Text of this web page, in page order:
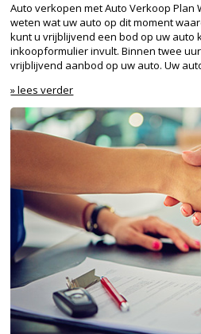
Auto verkopen met Auto Verkoop
weten wat uw auto op dit moment
kunt u vrijblijvend een bod op uw auto
inkoopformulier invult. Binnen twee
vrijblijvend aanbod op uw auto. Uw
» lees verder